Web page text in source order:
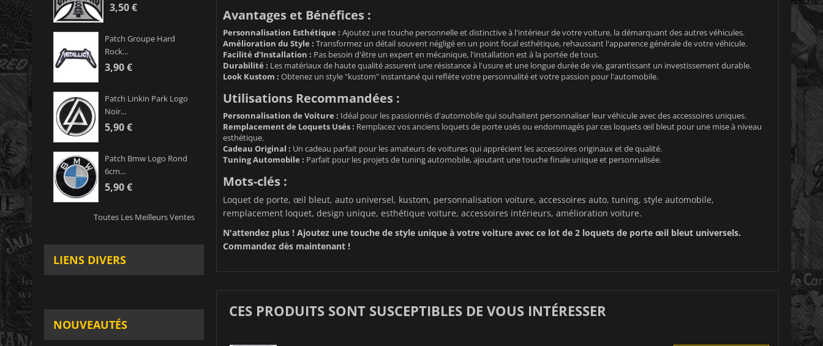
3,50 €
Patch Groupe Hard
Rock...
3,90 €
Patch Linkin Park Logo
Noir...
5,90 €
Patch Bmw Logo Rond
6cm...
5,90 €
Toutes Les Meilleurs Ventes
LIENS DIVERS
NOUVEAUTÉS
Avantages et Bénéfices :
Personnalisation Esthétique : Ajoutez une touche personnelle et distinctive à l'intérieur de votre voiture, la démarquant des autres véhicules.
Amélioration du Style : Transformez un détail souvent négligé en un point focal esthétique, rehaussant l'apparence générale de votre véhicule.
Facilité d'Installation : Pas besoin d'être un expert en mécanique, l'installation est à la portée de tous.
Durabilité : Les matériaux de haute qualité assurent une résistance à l'usure et une longue durée de vie, garantissant un investissement durable.
Look Kustom : Obtenez un style "kustom" instantané qui reflète votre personnalité et votre passion pour l'automobile.
Utilisations Recommandées :
Personnalisation de Voiture : Idéal pour les passionnés d'automobile qui souhaitent personnaliser leur véhicule avec des accessoires uniques.
Remplacement de Loquets Usés : Remplacez vos anciens loquets de porte usés ou endommagés par ces loquets œil bleut pour une mise à niveau
esthétique.
Cadeau Original : Un cadeau parfait pour les amateurs de voitures qui apprécient les accessoires originaux et de qualité.
Tuning Automobile : Parfait pour les projets de tuning automobile, ajoutant une touche finale unique et personnalisée.
Mots-clés :
Loquet de porte, œil bleut, auto universel, kustom, personnalisation voiture, accessoires auto, tuning, style automobile,
remplacement loquet, design unique, esthétique voiture, accessoires intérieurs, amélioration voiture.
N'attendez plus ! Ajoutez une touche de style unique à votre voiture avec ce lot de 2 loquets de porte œil bleut universels.
Commandez dès maintenant !
CES PRODUITS SONT SUSCEPTIBLES DE VOUS INTÉRESSER